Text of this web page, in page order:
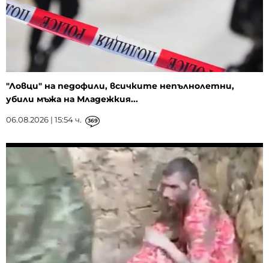
"Ловци" на педофили, всичките непълнолетни,
убили мъжа на Младежкия...
06.08.2026 | 15:54 ч. 369